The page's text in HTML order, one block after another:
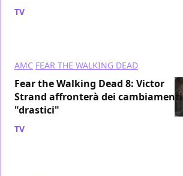
TV
AMC FEAR THE WALKING DEAD
Fear the Walking Dead 8: Victor
Strand affronterà dei cambiamenti
"drastici"
TV